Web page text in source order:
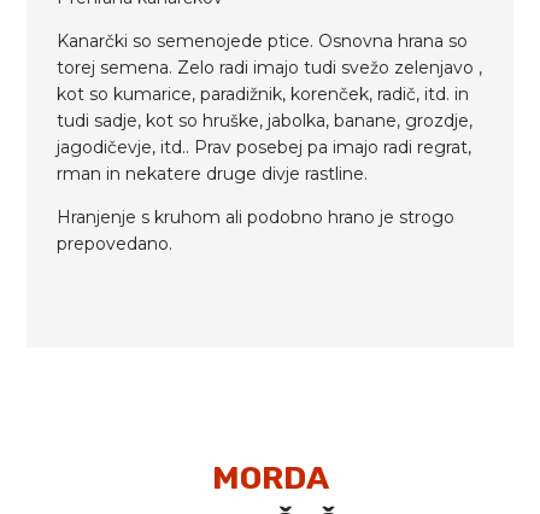
Kanarčki so semenojede ptice. Osnovna hrana so
torej semena. Zelo radi imajo tudi svežo zelenjavo ,
kot so kumarice, paradižnik, korenček, radič, itd. in
tudi sadje, kot so hruške, jabolka, banane, grozdje,
jagodičevje, itd.. Prav posebej pa imajo radi regrat,
rman in nekatere druge divje rastline.
Hranjenje s kruhom ali podobno hrano je strogo
prepovedano.
MORDA